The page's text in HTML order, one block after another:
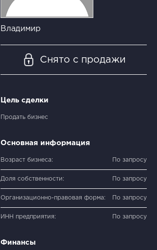
Владимир
Снято с продажи
Цель сделки
Продать бизнес
Основная информация
Возраст бизнеса: По запросу
Доля собственности: По запросу
Организационно-правовая форма: По запросу
ИНН предприятия: По запросу
Финансы